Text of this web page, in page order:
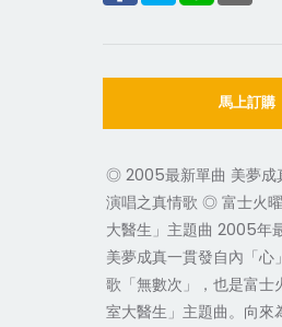
馬上訂購
◎ 2005最新單曲 美夢成
演唱之真情歌 ◎ 富士火
大醫生」主題曲 2005年
美夢成真一貫發自內「心
歌「無數次」，也是富士
室大醫生」主題曲。向來